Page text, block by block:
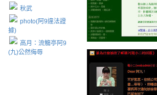
秋武
photo(阿9違法證
據)
高月：流觴亭阿9
(九)公然侮辱